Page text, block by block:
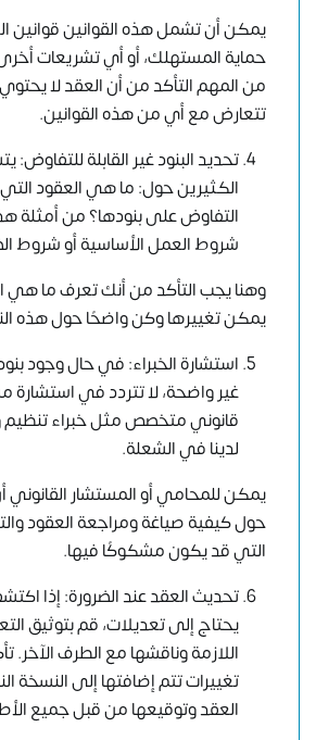
يمكن أن تشمل هذه القوانين قوانين
حماية المستهلك، أو أي تشريعات
من المهم التأكد من أن العقد لا
تتعارض مع أي من هذه القوانين.
تحديد البنود غير القابلة للتفاوض:
الكثيرين حول: ما هي العقود التي
التفاوض على بنودها؟ من أمثلة
شروط العمل الأساسية أو شروط
وهنا يجب التأكد من أنك تعرف ما هي
يمكن تغييرها وكن واضحًا حول هذه
استشارة الخبراء: في حال وجود
غير واضحة، لا تتردد في استشارة
قانوني متخصص مثل خبراء تنظيم
لدينا في الشعلة.
يمكن للمحامي أو المستشار القانوني
حول كيفية صياغة ومراجعة العقود
التي قد يكون مشكوكًا فيها.
تحديث العقد عند الضرورة: إذا
يحتاج إلى تعديلات، قم بتوثيق
اللازمة وناقشها مع الطرف الآخر.
تغييرات تتم إضافتها إلى النسخة
العقد وتوقيعها من قبل جميع